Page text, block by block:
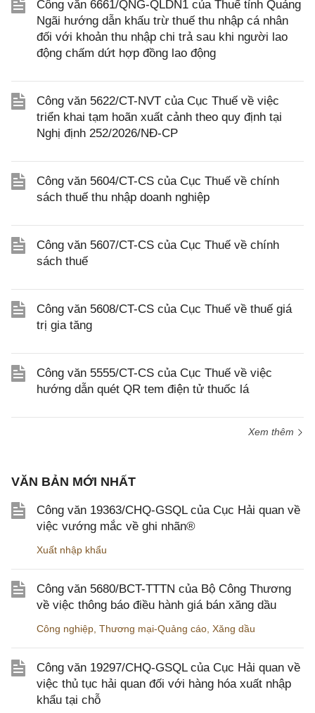
Công văn 6661/QNG-QLDN1 của Thuế tỉnh Quảng
Ngãi hướng dẫn khấu trừ thuế thu nhập cá nhân
đối với khoản thu nhập chi trả sau khi người lao
động chấm dứt hợp đồng lao động
Công văn 5622/CT-NVT của Cục Thuế về việc
triển khai tạm hoãn xuất cảnh theo quy định tại
Nghị định 252/2026/NĐ-CP
Công văn 5604/CT-CS của Cục Thuế về chính
sách thuế thu nhập doanh nghiệp
Công văn 5607/CT-CS của Cục Thuế về chính
sách thuế
Công văn 5608/CT-CS của Cục Thuế về thuế giá
trị gia tăng
Công văn 5555/CT-CS của Cục Thuế về việc
hướng dẫn quét QR tem điện tử thuốc lá
Xem thêm
VĂN BẢN MỚI NHẤT
Công văn 19363/CHQ-GSQL của Cục Hải quan về
việc vướng mắc về ghi nhãn®
Xuất nhập khẩu
Công văn 5680/BCT-TTTN của Bộ Công Thương
về việc thông báo điều hành giá bán xăng dầu
Công nghiệp Thương mại-Quảng cáo Xăng dầu
Công văn 19297/CHQ-GSQL của Cục Hải quan về
việc thủ tục hải quan đối với hàng hóa xuất nhập
khẩu tại chỗ